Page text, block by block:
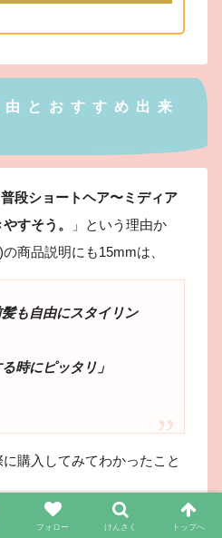
とおすすめ出来
普段ショートヘア〜ミディア
すそう。
」という理由か
商品説明にも15mmは、
髪も自由にスタイリン
時にピッタリ」
購入してみてわかったこと
フォロー けんさく トップへ